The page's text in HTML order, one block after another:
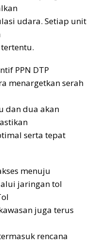
udara. Setiap unit
PPN DTP
menargetkan serah
dan dua akan
serta tepat
menuju
jaringan tol
juga terus
rencana